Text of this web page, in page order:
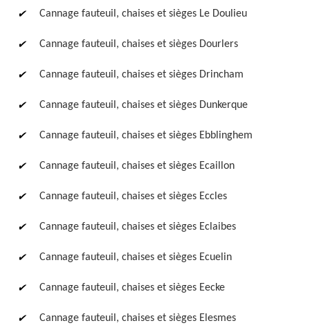
Cannage fauteuil, chaises et sièges Le Doulieu
Cannage fauteuil, chaises et sièges Dourlers
Cannage fauteuil, chaises et sièges Drincham
Cannage fauteuil, chaises et sièges Dunkerque
Cannage fauteuil, chaises et sièges Ebblinghem
Cannage fauteuil, chaises et sièges Ecaillon
Cannage fauteuil, chaises et sièges Eccles
Cannage fauteuil, chaises et sièges Eclaibes
Cannage fauteuil, chaises et sièges Ecuelin
Cannage fauteuil, chaises et sièges Eecke
Cannage fauteuil, chaises et sièges Elesmes